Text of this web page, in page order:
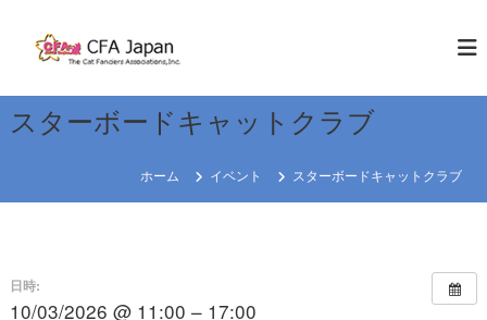
ツ
a
p
W
A
S
スターボードキャットクラブ
ホーム イベント スターボードキャットクラブ
日時:
10/03/2026 @ 11:00 – 17:00